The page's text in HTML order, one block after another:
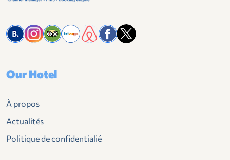
Our Hotel
À propos
Actualités
Politique de confidentialié